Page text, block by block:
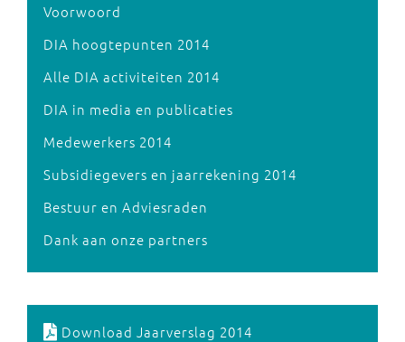
Voorwoord
DIA hoogtepunten 2014
Alle DIA activiteiten 2014
DIA in media en publicaties
Medewerkers 2014
Subsidiegevers en jaarrekening 2014
Bestuur en Adviesraden
Dank aan onze partners
Download Jaarverslag 2014